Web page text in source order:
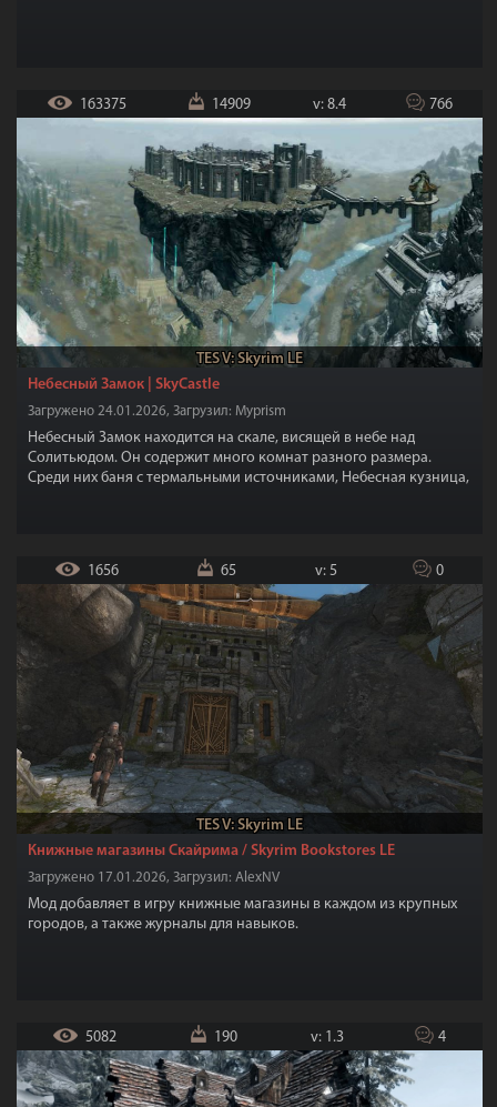
TES V: Skyrim LE
163375 14909 v: 8.4 766
Небесный Замок | SkyCastle
Загружено 24.01.2026, Загрузил: Myprism
Небесный Замок находится на скале, висящей в небе над
Солитьюдом. Он содержит много комнат разного размера.
Среди них баня с термальными источниками, Небесная кузница,
одежды.
TES V: Skyrim LE
1656 65 v: 5 0
Книжные магазины Скайрима / Skyrim Bookstores LE
Загружено 17.01.2026, Загрузил: AlexNV
Мод добавляет в игру книжные магазины в каждом из крупных
городов, а также журналы для навыков.
5082 190 v: 1.3 4